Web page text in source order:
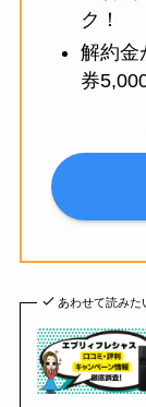
ク！
解約金
券
あわせて読みた